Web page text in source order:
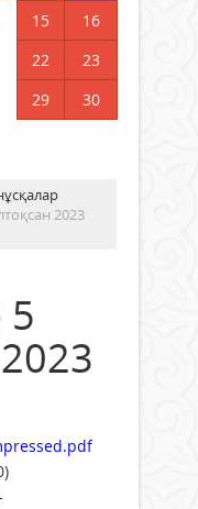
15
16
22
23
29
30
2023